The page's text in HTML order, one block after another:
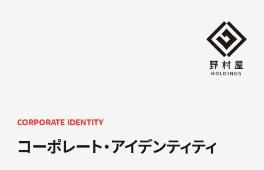
CORPORATE IDENTITY
コーポレート・アイデンティティ